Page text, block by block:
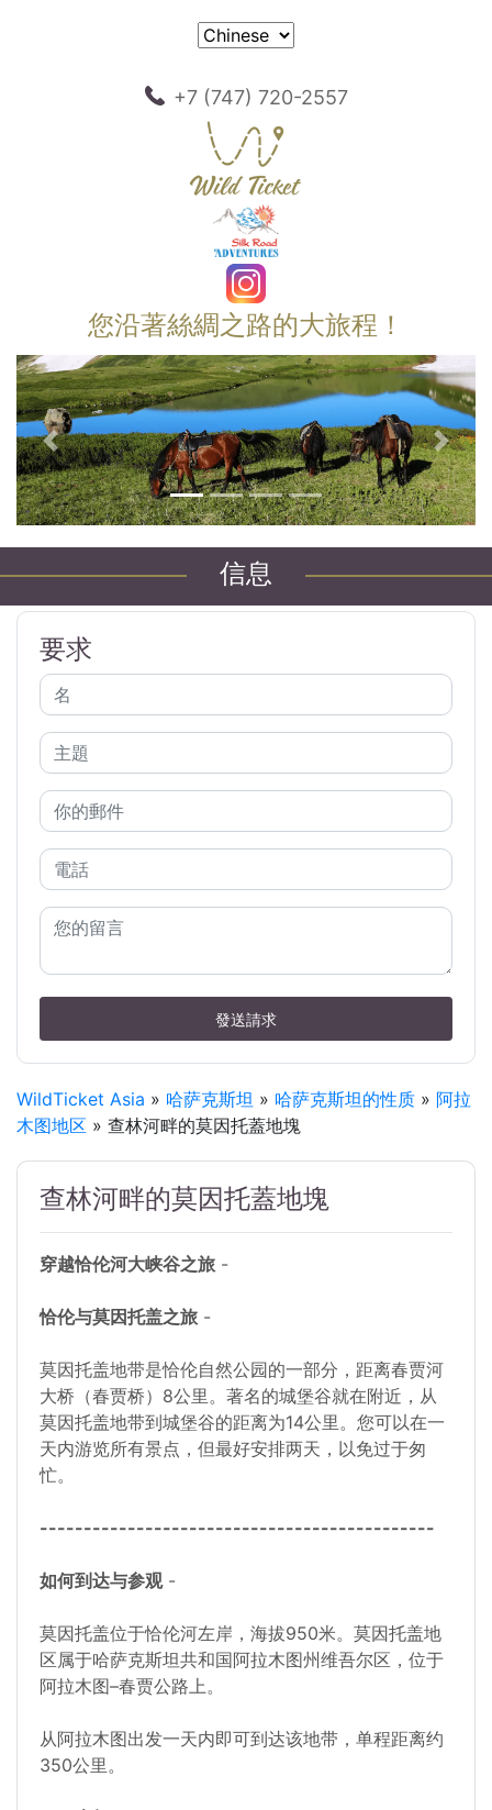
+7 (747) 720-2557
您沿著絲綢之路的大旅程！
以前的 下一個
信息
要求
發送請求
WildTicket Asia » 哈萨克斯坦 » 哈萨克斯坦的性质 » 阿拉
木图地区 » 查林河畔的莫因托蓋地塊
查林河畔的莫因托蓋地塊
穿越恰伦河大峡谷之旅 -
恰伦与莫因托盖之旅 -
莫因托盖地带是恰伦自然公园的一部分，距离春贾河
大桥（春贾桥）8公里。著名的城堡谷就在附近，从
莫因托盖地带到城堡谷的距离为14公里。您可以在一
天内游览所有景点，但最好安排两天，以免过于匆
忙。
---------------------------------------------
如何到达与参观-
莫因托盖位于恰伦河左岸，海拔950米。莫因托盖地
区属于哈萨克斯坦共和国阿拉木图州维吾尔区，位于
阿拉木图–春贾公路上。
从阿拉木图出发一天内即可到达该地带，单程距离约
350公里。